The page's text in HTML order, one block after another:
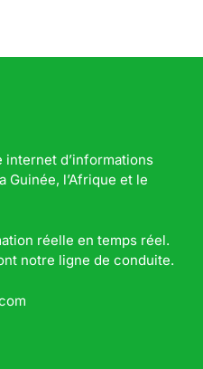
internet d’informations
Guinée, l’Afrique et le
réelle en temps réel.
notre ligne de conduite.